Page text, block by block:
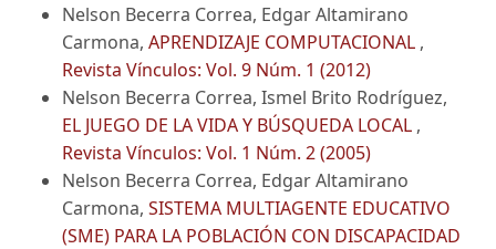
Nelson Becerra Correa, Edgar Altamirano
Carmona, APRENDIZAJE COMPUTACIONAL ,
Revista Vínculos: Vol. 9 Núm. 1 (2012)
Nelson Becerra Correa, Ismel Brito Rodríguez,
EL JUEGO DE LA VIDA Y BÚSQUEDA LOCAL ,
Revista Vínculos: Vol. 1 Núm. 2 (2005)
Nelson Becerra Correa, Edgar Altamirano
Carmona, SISTEMA MULTIAGENTE EDUCATIVO
(SME) PARA LA POBLACIÓN CON DISCAPACIDAD